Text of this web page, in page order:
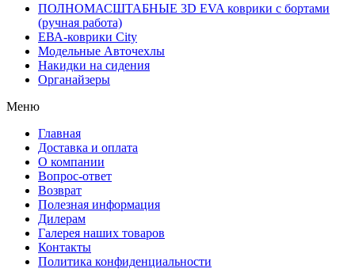
ПОЛНОМАСШТАБНЫЕ 3D EVA коврики с бортами
(ручная работа)
ЕВА-коврики City
Модельные Авточехлы
Накидки на сидения
Органайзеры
Меню
Главная
Доставка и оплата
О компании
Вопрос-ответ
Возврат
Полезная информация
Дилерам
Галерея наших товаров
Контакты
Политика конфиденциальности